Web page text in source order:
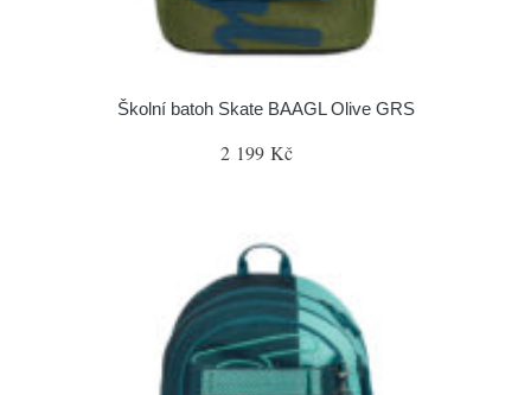
Školní batoh Skate BAAGL Olive GRS
2 199 Kč